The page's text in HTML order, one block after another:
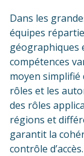
Dans les
équipes
géographiques
compétences
moyen
rôles et les
des rôles
régions et
garantit la
contrôle